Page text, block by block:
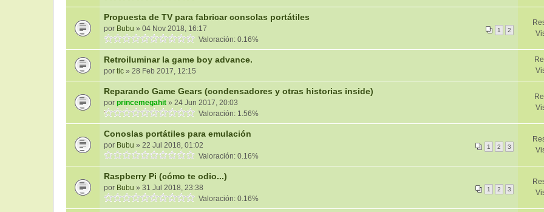
Propuesta de TV para fabricar consolas portátiles
1 2
por Bubu » 04 Nov 2018, 16:17
Valoración: 0.16%
Retroiluminar la game boy advance.
por tic » 28 Feb 2017, 12:15
Reparando Game Gears (condensadores y otras historias inside)
por princemegahit » 24 Jun 2017, 20:03
Valoración: 1.56%
Conoslas portátiles para emulación
1 2 3
por Bubu » 22 Jul 2018, 01:02
Valoración: 0.16%
Raspberry Pi (cómo te odio...)
1 2 3
por Bubu » 31 Jul 2018, 23:38
Valoración: 0.16%